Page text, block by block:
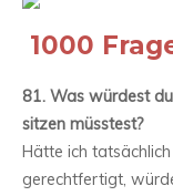
1000
81. Was würdest
sitzen müsstest?
Hätte ich
gerechtfertigt,